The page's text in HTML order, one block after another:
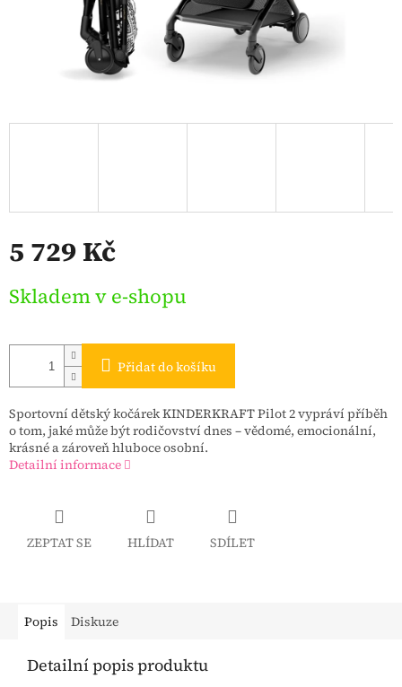
5 729 Kč
cena:
Skladem v e-shopu
Přidat do košíku
Sportovní dětský kočárek KINDERKRAFT Pilot 2 vypráví příběh
o tom, jaké může být rodičovství dnes – vědomé, emocionální,
krásné a zároveň hluboce osobní.
Detailní informace
ZEPTAT SE HLÍDAT SDÍLET
Popis Diskuze
Detailní popis produktu